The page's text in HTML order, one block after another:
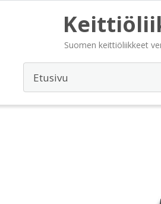
Suomen keittiöliikkeet